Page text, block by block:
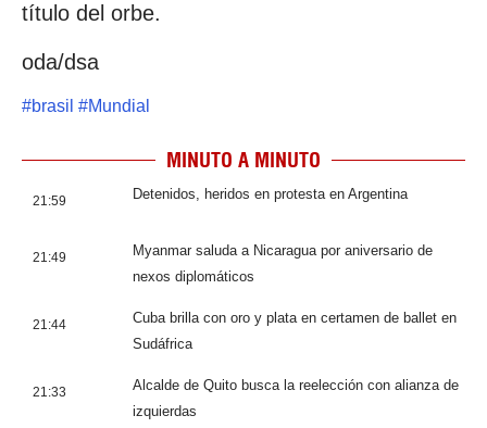
título del orbe.
oda/dsa
#brasil #Mundial
MINUTO A MINUTO
21:59 Detenidos, heridos en protesta en Argentina
21:49
Myanmar saluda a Nicaragua por aniversario de
nexos diplomáticos
21:44
Cuba brilla con oro y plata en certamen de ballet en
Sudáfrica
21:33
Alcalde de Quito busca la reelección con alianza de
izquierdas